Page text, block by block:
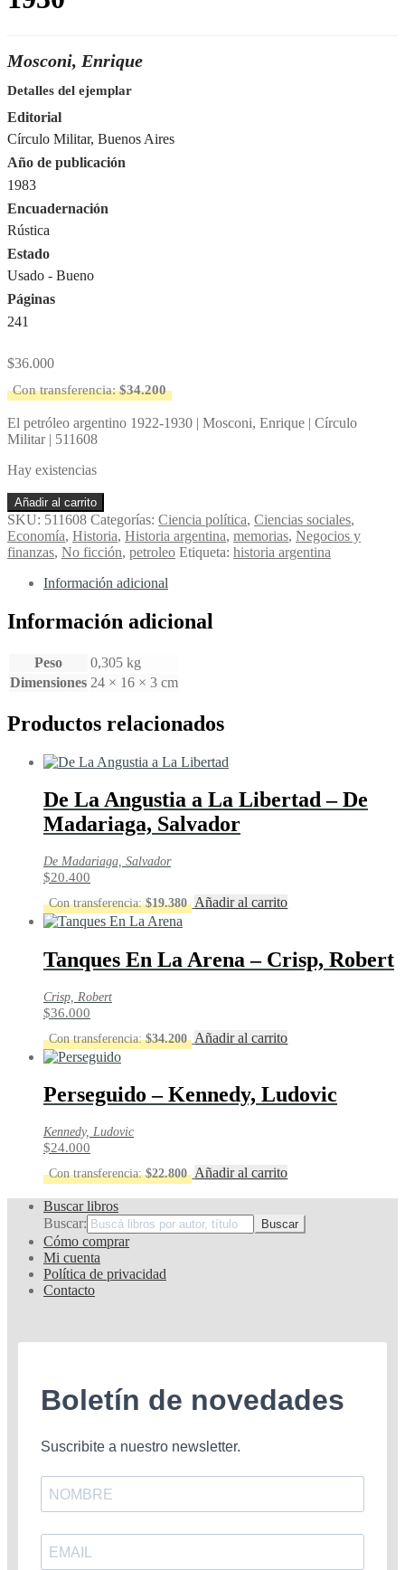
Mosconi, Enrique
Detalles del ejemplar
Editorial
Círculo Militar, Buenos Aires
Año de publicación
1983
Encuadernación
Rústica
Estado
Usado - Bueno
Páginas
241
$36.000
Con transferencia:$34.200
El petróleo argentino 1922-1930 | Mosconi, Enrique | Círculo
Militar | 511608
Hay existencias
El
petróleo
argentino
1922-
Enrique
cantidad
Añadir al carrito
SKU: 511608 Categorías: Ciencia política, Ciencias sociales,
Economía, Historia, Historia argentina, memorias, Negocios y
finanzas, No ficción, petroleo Etiqueta: historia argentina
Información adicional
Información adicional
Peso
0,305 kg
Dimensiones 24 × 16 × 3 cm
Productos relacionados
De La Angustia a La Libertad – De
Madariaga, Salvador
De Madariaga, Salvador
$20.400
Con transferencia:$19.380 Añadir al carrito
Tanques En La Arena – Crisp, Robert
Crisp, Robert
$36.000
Con transferencia:$34.200 Añadir al carrito
Perseguido – Kennedy, Ludovic
Kennedy, Ludovic
$24.000
Con transferencia:$22.800 Añadir al carrito
Buscar libros
Buscar:
Cómo comprar
Mi cuenta
Política de privacidad
Contacto
Boletín de novedades
Suscribite a nuestro newsletter.